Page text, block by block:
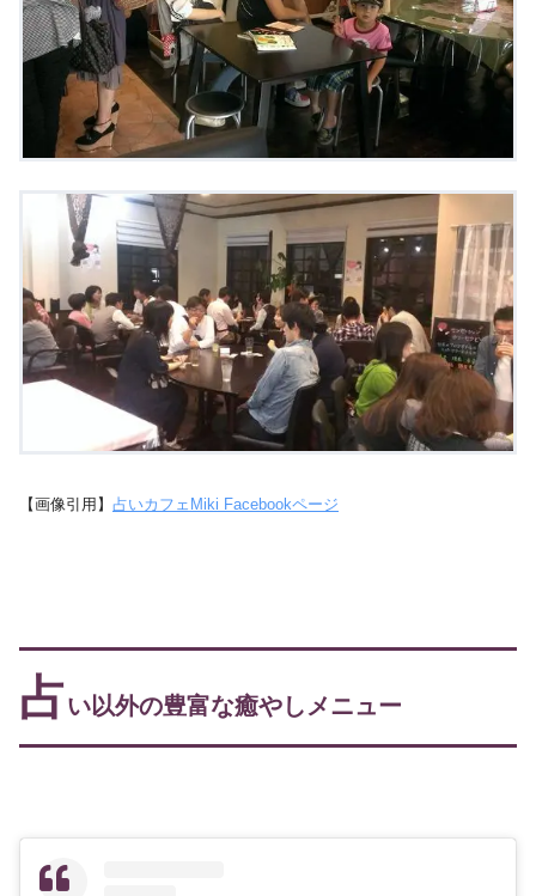
【画像引用】 占いカフェMiki Facebookページ
占い以外の豊富な癒やしメニュー